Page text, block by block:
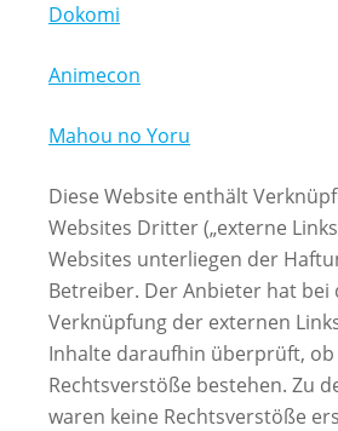
Dokomi
Animecon
Mahou no Yoru
Diese Website enthält
Websites Dritter („externe
Websites unterliegen der
Betreiber. Der Anbieter hat bei
Verknüpfung der externen
Inhalte daraufhin überprüft, ob
Rechtsverstöße bestehen. Zu
waren keine Rechtsverstöße